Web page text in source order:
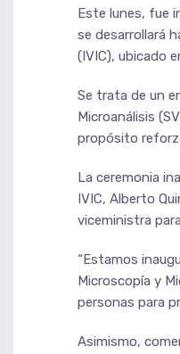
Este lunes, fue
se desarrollará
(IVIC), ubicado
Se trata de un
Microanálisis
propósito
La ceremonia
IVIC, Alberto
viceministra
“Estamos
Microscopía y
personas para
Asimismo,